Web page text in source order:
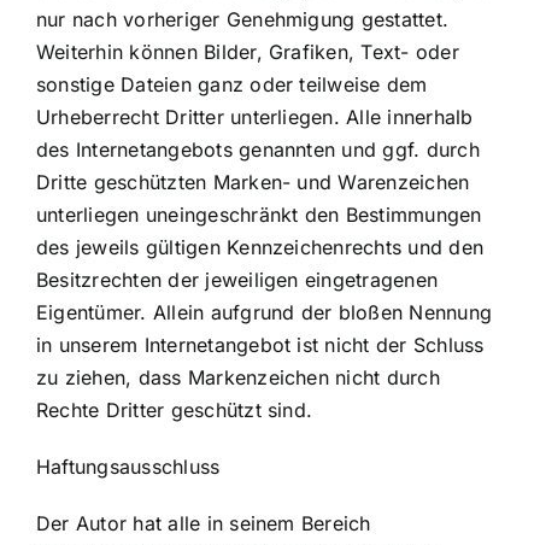
nur nach vorheriger Genehmigung gestattet.
Weiterhin können Bilder, Grafiken, Text- oder
sonstige Dateien ganz oder teilweise dem
Urheberrecht Dritter unterliegen. Alle innerhalb
des Internetangebots genannten und ggf. durch
Dritte geschützten Marken- und Warenzeichen
unterliegen uneingeschränkt den Bestimmungen
des jeweils gültigen Kennzeichenrechts und den
Besitzrechten der jeweiligen eingetragenen
Eigentümer. Allein aufgrund der bloßen Nennung
in unserem Internetangebot ist nicht der Schluss
zu ziehen, dass Markenzeichen nicht durch
Rechte Dritter geschützt sind.
Haftungsausschluss
Der Autor hat alle in seinem Bereich